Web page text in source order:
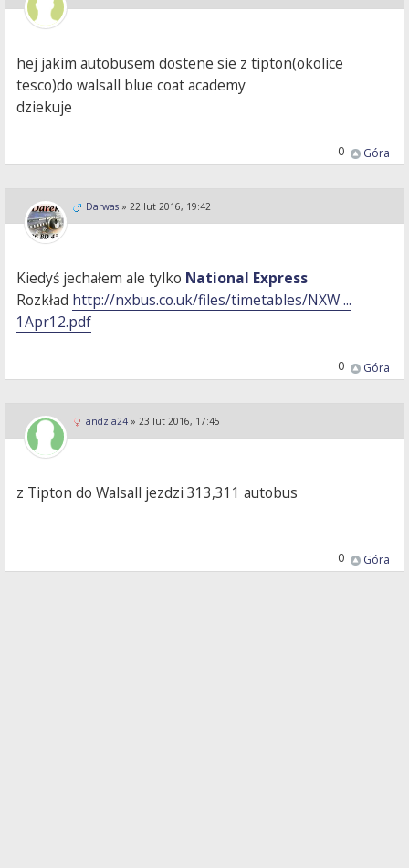
hej jakim autobusem dostene sie z tipton(okolice
tesco)do walsall blue coat academy
dziekuje
Góra
0
Darwas » 22 lut 2016, 19:42
Kiedyś jechałem ale tylko National Express
Rozkład http://nxbus.co.uk/files/timetables/NXW ...
1Apr12.pdf
Góra
0
andzia24 » 23 lut 2016, 17:45
z Tipton do Walsall jezdzi 313,311 autobus
Góra
0